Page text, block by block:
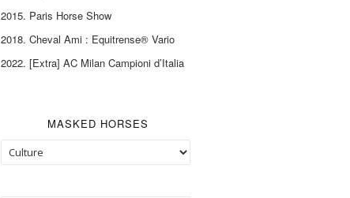
2015. Paris Horse Show
2018. Cheval Ami : Equitrense® Vario
2022. [Extra] AC Milan Campioni d’Italia
MASKED HORSES